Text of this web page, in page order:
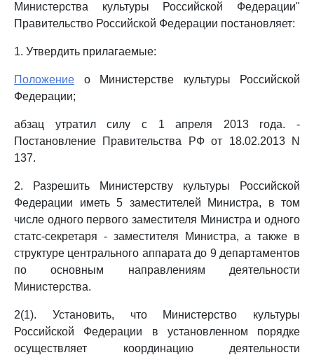
Министерства культуры Российской Федерации"
Правительство Российской Федерации постановляет:
1. Утвердить прилагаемые:
Положение о Министерстве культуры Российской
Федерации;
абзац утратил силу с 1 апреля 2013 года. -
Постановление Правительства РФ от 18.02.2013 N
137.
2. Разрешить Министерству культуры Российской
Федерации иметь 5 заместителей Министра, в том
числе одного первого заместителя Министра и одного
статс-секретаря - заместителя Министра, а также в
структуре центрального аппарата до 9 департаментов
по основным направлениям деятельности
Министерства.
2(1). Установить, что Министерство культуры
Российской Федерации в установленном порядке
осуществляет координацию деятельности